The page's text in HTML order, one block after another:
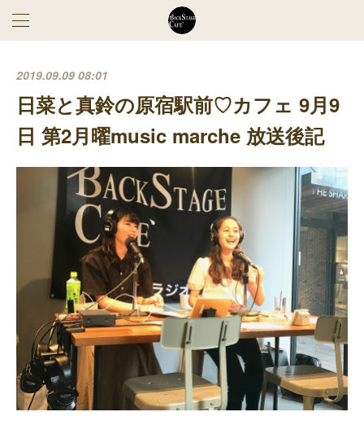
2019.09.09 08:01
日菜と真鈴の原宿駅前♡カフェ 9月9
日 第2月曜music marche 放送後記